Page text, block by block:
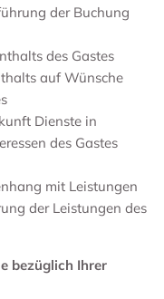
der Buchung
des Gastes
auf Wünsche
Dienste in
des Gastes
mit Leistungen
der Leistungen des
bezüglich Ihrer